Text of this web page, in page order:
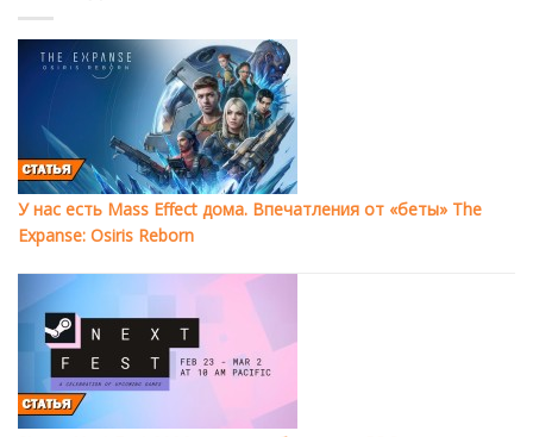
У нас есть Mass Effect дома. Впечатления от «беты» The
Expanse: Osiris Reborn